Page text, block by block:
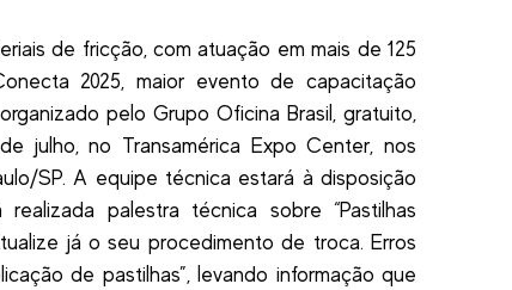
de fricção, com atuação em mais de 125
2025, maior evento de capacitação
pelo Grupo Oficina Brasil, gratuito,
julho, no Transamérica Expo Center, nos
SP. A equipe técnica estará à disposição
palestra técnica sobre “Pastilhas
já o seu procedimento de troca. Erros
de pastilhas”, levando informação que